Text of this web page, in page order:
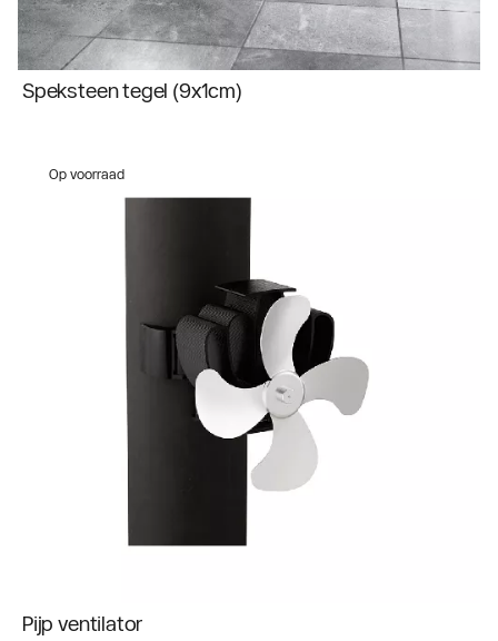
Speksteen tegel (9x1cm)
Op voorraad
Pijp ventilator